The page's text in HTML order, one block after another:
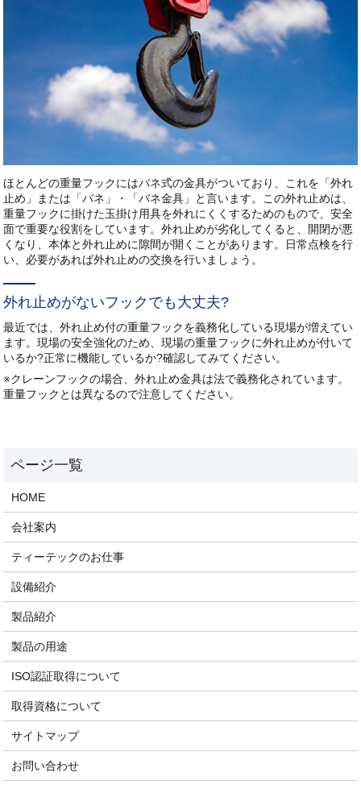
ほとんどの重量フックにはバネ式の金具がついており、これを「外れ
止め」または「バネ」・「バネ金具」と言います。この外れ止めは、
重量フックに掛けた玉掛け用具を外れにくくするためのもので、安全
面で重要な役割をしています。外れ止めが劣化してくると、開閉が悪
くなり、本体と外れ止めに隙間が開くことがあります。日常点検を行
い、必要があれば外れ止めの交換を行いましょう。
外れ止めがないフックでも大丈夫?
最近では、外れ止め付の重量フックを義務化している現場が増えてい
ます。現場の安全強化のため、現場の重量フックに外れ止めが付いて
いるか?正常に機能しているか?確認してみてください。
※クレーンフックの場合、外れ止め金具は法で義務化されています。
重量フックとは異なるので注意してください。
HOME
会社案内
ティーテックのお仕事
設備紹介
製品紹介
製品の用途
ISO認証取得について
取得資格について
サイトマップ
お問い合わせ